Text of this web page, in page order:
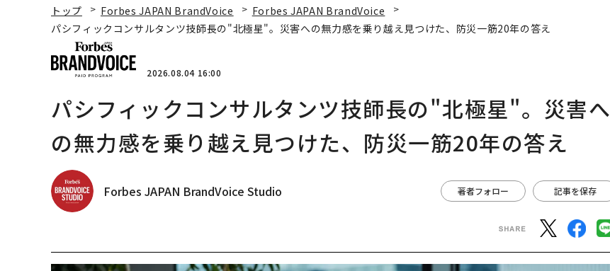
トップ Forbes JAPAN BrandVoice
Forbes JAPAN BrandVoice
パシフィックコンサルタンツ技師長の"北極星"。災害への無力感を乗り越え見つけた、防災一筋20年の答え
2026.08.04 16:00
パシフィックコンサルタンツ技師長の"北極星"。災害へ
の無力感を乗り越え見つけた、防災一筋20年の答え
Forbes JAPAN BrandVoice Studio 著者フォロー 記事を保存